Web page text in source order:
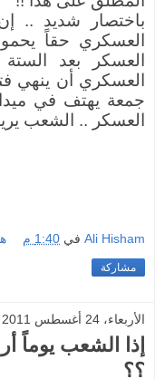
باختصار شديد ..
العسكري حقاً
العسكر بعد
العسكري أن ينهي
جمعة يهتف في
العسكر .. الشعب
Ali Hisham في 1:40 م
مشاركة
الأربعاء، 24 أغسطس 2011
إذا الشعب يوماً
؟؟